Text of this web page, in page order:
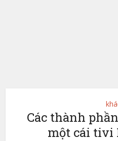
Các thành
một cái tivi